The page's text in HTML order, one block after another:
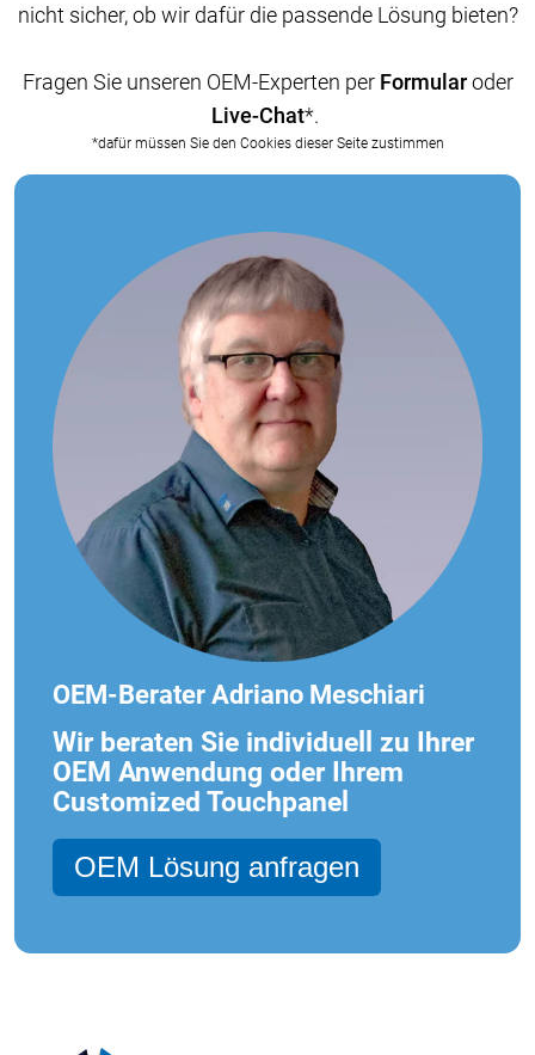
nicht sicher, ob wir dafür die passende Lösung bieten?
Fragen Sie unseren OEM-Experten per Formularoder
Live-Chat*.
*dafür müssen Sie den Cookies dieser Seite zustimmen
OEM-Berater Adriano Meschiari
Wir beraten Sie individuell zu Ihrer
OEM Anwendung oder Ihrem
Customized Touchpanel
OEM Lösung anfragen